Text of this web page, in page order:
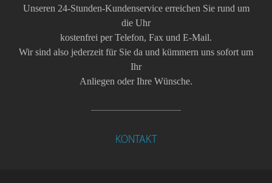
Unseren 24-Stunden-Kundenservice erreichen Sie rund um
die Uhr
kostenfrei per Telefon, Fax und E-Mail.
Wir sind also jederzeit für Sie da und kümmern uns sofort um
Ihr
Anliegen oder Ihre Wünsche.
KONTAKT